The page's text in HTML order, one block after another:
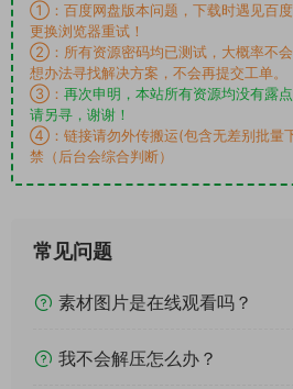
①：百度网盘版本问题，下载时遇见百
更换浏览器重试！
②：所有资源密码均已测试，大概率不
想办法寻找解决方案，不会再提交工单。
③： 再次申明，本站所有资源均没有露
请另寻，谢谢！
④：链接请勿外传搬运(包含无差别批量
禁（后台会综合判断）
常见问题
素材图片是在线观看吗？
我不会解压怎么办？